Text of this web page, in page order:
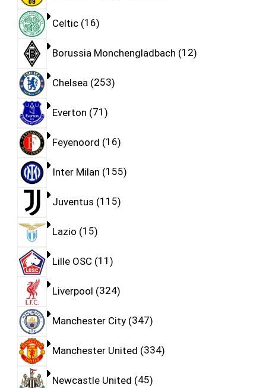
Celtic 16
Borussia Monchengladbach 12
Chelsea 253
Everton 71
Feyenoord 16
Inter Milan 155
Juventus 115
Lazio 15
Lille OSC 11
Liverpool 324
Manchester City 347
Manchester United 334
Newcastle United 45